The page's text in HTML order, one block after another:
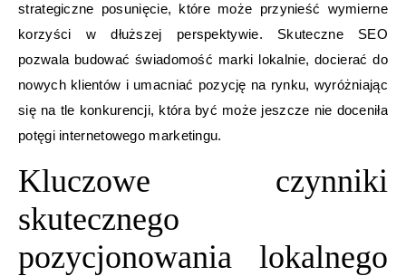
strategiczne posunięcie, które może przynieść wymierne
korzyści w dłuższej perspektywie. Skuteczne SEO
pozwala budować świadomość marki lokalnie, docierać do
nowych klientów i umacniać pozycję na rynku, wyróżniając
się na tle konkurencji, która być może jeszcze nie doceniła
potęgi internetowego marketingu.
Kluczowe czynniki
skutecznego
pozycjonowania lokalnego